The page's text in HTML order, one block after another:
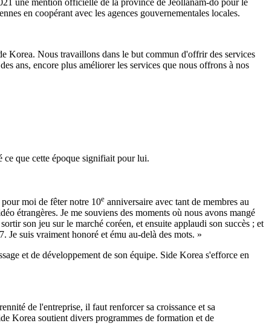
une mention officielle de la province de Jeollanam-do pour le
en coopérant avec les agences gouvernementales locales.
Korea. Nous travaillons dans le but commun d'offrir des services
ans, encore plus améliorer les services que nous offrons à nos
que cette époque signifiait pour lui.
pour moi de fêter notre 10e anniversaire avec tant de membres au
étrangères. Je me souviens des moments où nous avons mangé
son jeu sur le marché coréen, et ensuite applaudi son succès ; et
Je suis vraiment honoré et ému au-delà des mots. »
et de développement de son équipe. Side Korea s'efforce en
de l'entreprise, il faut renforcer sa croissance et sa
Korea soutient divers programmes de formation et de